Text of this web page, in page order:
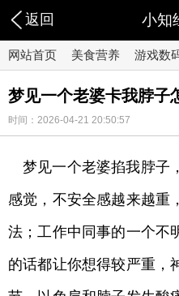
返回 小知
网站首页 美食营养 游戏数
梦见一个老婆卡我脖子
时间：2026-04-21 20:50:57
梦见一个老婆掐我脖子
感觉，不安全感越来越重
法；工作中同事的一个不
的话都让你想得较严重，